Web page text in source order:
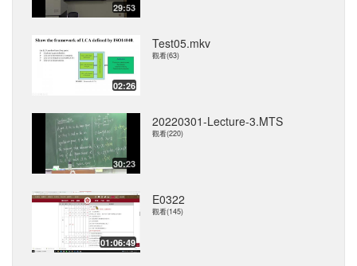
29:53
02:26
Test05.mkv
觀看(63)
30:23
20220301-Lecture-3.MTS
觀看(220)
01:06:49
E0322
觀看(145)